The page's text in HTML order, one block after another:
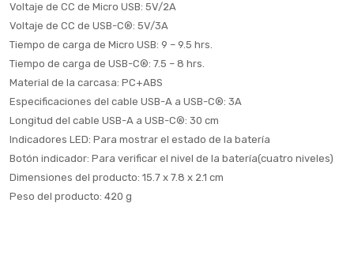
Voltaje de CC de Micro USB: 5V/2A
Voltaje de CC de USB-C®: 5V/3A
Tiempo de carga de Micro USB: 9 – 9.5 hrs.
Tiempo de carga de USB-C®: 7.5 – 8 hrs.
Material de la carcasa: PC+ABS
Especificaciones del cable USB-A a USB-C®: 3A
Longitud del cable USB-A a USB-C®: 30 cm
Indicadores LED: Para mostrar el estado de la batería
Botón indicador: Para verificar el nivel de la batería(cuatro niveles)
Dimensiones del producto: 15.7 x 7.8 x 2.1 cm
Peso del producto: 420 g